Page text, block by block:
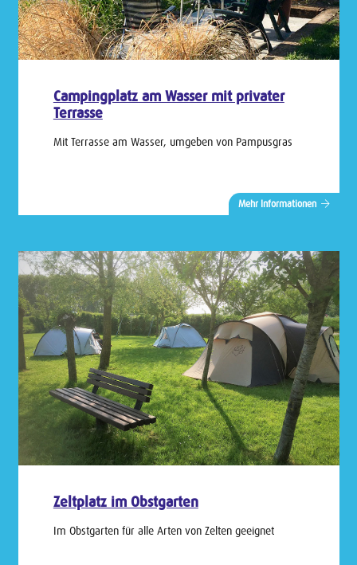
Campingplatz am Wasser mit privater
Terrasse
Mit Terrasse am Wasser, umgeben von Pampusgras
Mehr Informationen
Zeltplatz im Obstgarten
Im Obstgarten für alle Arten von Zelten geeignet